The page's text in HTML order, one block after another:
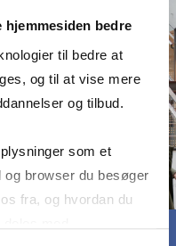
bedre
til bedre at
og til at vise mere
og tilbud.
som et
browser du besøger
fra, og hvordan du